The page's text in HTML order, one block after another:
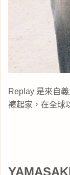
Replay 是來自
褲起家，在全球